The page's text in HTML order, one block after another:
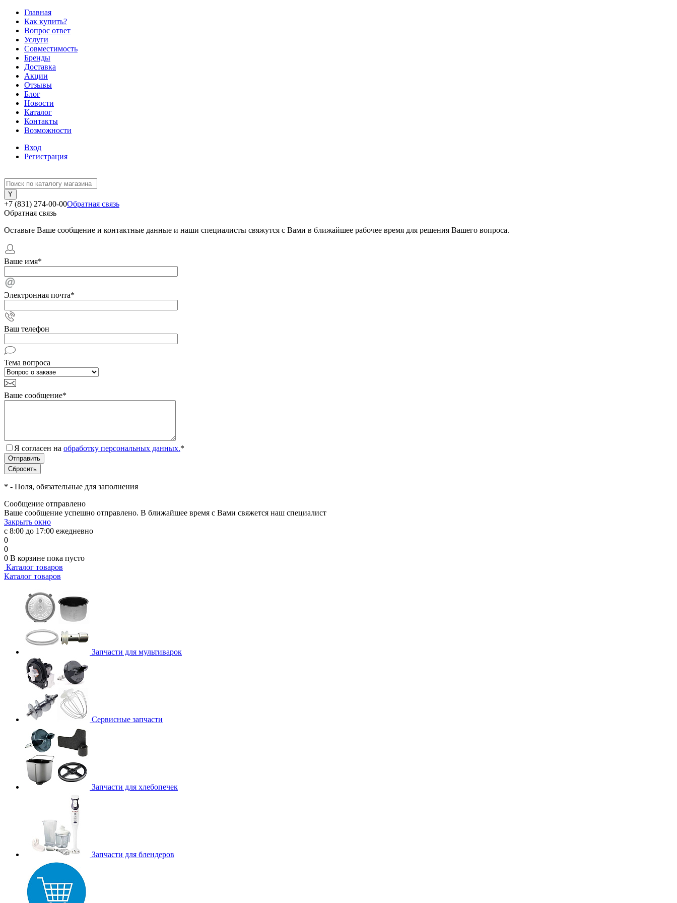
Главная
Как купить?
Вопрос ответ
Услуги
Совместимость
Бренды
Доставка
Акции
Отзывы
Блог
Новости
Каталог
Контакты
Возможности
Вход
Регистрация
+7 (831) 274-00-00Обратная связь
Обратная связь
Оставьте Ваше сообщение и контактные данные и наши специалисты свяжутся с Вами в ближайшее рабочее время для решения Вашего вопроса.
Ваше имя*
Электронная почта*
Ваш телефон
Тема вопроса
Ваше сообщение*
Я согласен на обработку персональных данных.*
* - Поля, обязательные для заполнения
Сообщение отправлено
Ваше сообщение успешно отправлено. В ближайшее время с Вами свяжется наш специалист
Закрыть окно
с 8:00 до 17:00 ежедневно
0
0
0 В корзине пока пусто
Каталог товаров
Каталог товаров
Запчасти для мультиварок
Сервисные запчасти
Запчасти для хлебопечек
Запчасти для блендеров